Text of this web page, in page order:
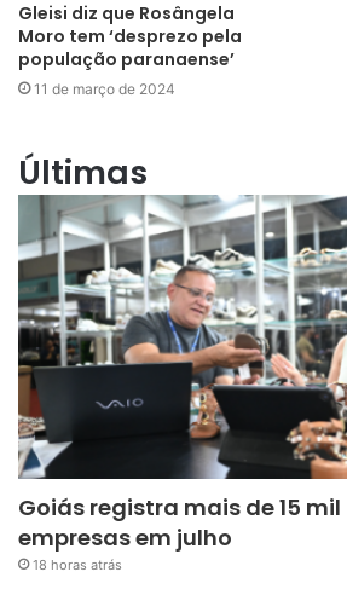
Gleisi diz que Rosângela
Moro tem ‘desprezo pela
população paranaense’
11 de março de 2024
Últimas
Goiás registra mais de 15
empresas em julho
18 horas atrás